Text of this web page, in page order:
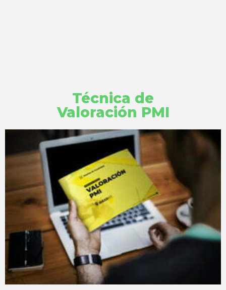
Técnica de
Valoración PMI